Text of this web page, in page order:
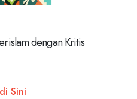
dengan Kritis
Sini